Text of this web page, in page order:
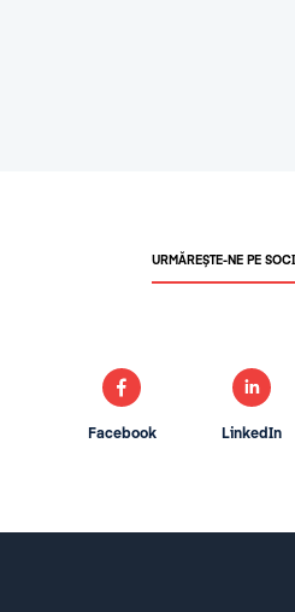
URMĂREȘTE-NE PE
Facebook LinkedIn